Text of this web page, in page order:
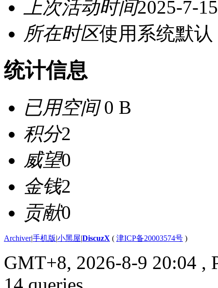
上次活动时间2025-7-
所在时区使用系统默认
统计信息
已用空间0 B
积分2
威望0
金钱2
贡献0
Archiver|手机版|小黑屋|DiscuzX ( 津ICP备20003574号 )
GMT+8, 2026-8-9 20:04 ,